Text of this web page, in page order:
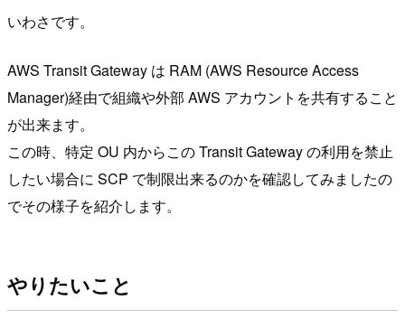
いわさです。
AWS Transit Gateway は RAM (AWS Resource Access
Manager)経由で組織や外部 AWS アカウントを共有すること
が出来ます。
この時、特定 OU 内からこの Transit Gateway の利用を禁止
したい場合に SCP で制限出来るのかを確認してみましたの
でその様子を紹介します。
やりたいこと